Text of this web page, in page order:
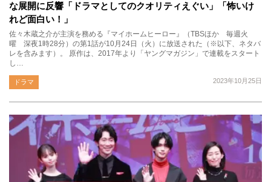
な展開に反響「ドラマとしてのクオリティえぐい」「怖いけ
れど面白い！」
佐々木蔵之介が主演を務める『マイホームヒーロー』（TBSほか 毎週火
曜 深夜1時28分）の第1話が10月24日（火）に放送された（※以下、ネタバ
レを含みます）。 原作は、2017年より「ヤングマガジン」で連載をスタート
し…
2023年10月25日
ドラマ